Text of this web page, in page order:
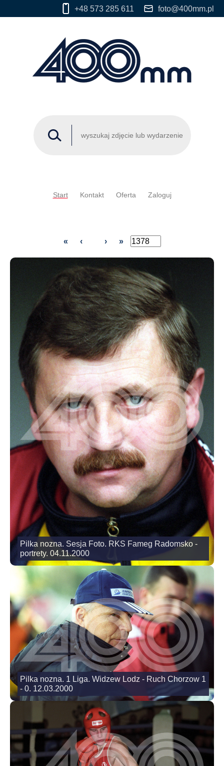
+48 573 285 611 foto@400mm.pl
Start Kontakt Oferta Zaloguj
« ‹ › »
Pilka nozna. Sesja Foto. RKS Fameg Radomsko -
portrety. 04.11.2000
Pilka nozna. 1 Liga. Widzew Lodz - Ruch Chorzow 1
- 0. 12.03.2000